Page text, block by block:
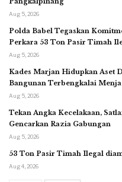
Aug 5, 2026
Polda Babel Tegaskan
Perkara 53 Ton Pasir Timah
Aug 5, 2026
Kades Marjan Hidupkan Aset
Bangunan Terbengkalai
Aug 5, 2026
Tekan Angka Kecelakaan,
Gencarkan Razia Gabungan
Aug 5, 2026
53 Ton Pasir Timah Ilegal
Aug 4, 2026